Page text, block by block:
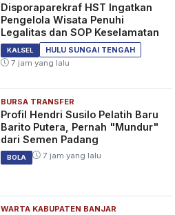
Disporaparekraf HST Ingatkan
Pengelola Wisata Penuhi
Legalitas dan SOP Keselamatan
KALSEL
HULU SUNGAI TENGAH
7 jam yang lalu
BURSA TRANSFER
Profil Hendri Susilo Pelatih Baru
Barito Putera, Pernah "Mundur"
dari Semen Padang
BOLA 7 jam yang lalu
WARTA KABUPATEN BANJAR